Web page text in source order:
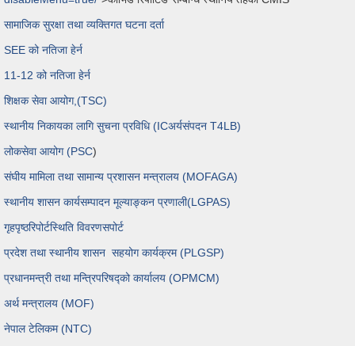
सामाजिक सुरक्षा तथा व्यक्तिगत घटना दर्ता
SEE को नतिजा हेर्न
11-12 को नतिजा हेर्न
शिक्षक सेवा आयोग,(TSC)
स्थानीय निकायका लागि सुचना प्रविधि (ICअर्यसंपदन T4LB)
लोकसेवा आयोग (PSC)
संघीय मामिला तथा सामान्य प्रशासन मन्त्रालय (MOFAGA)
स्थानीय शासन कार्यसम्पादन मूल्याङ्कन प्रणाली(LGPAS)
गृहपृष्ठरिपोर्टस्थिति विवरणसपोर्ट
प्रदेश तथा स्थानीय शासन सहयोग कार्यक्रम (PLGSP)
प्रधानमन्त्री तथा मन्त्रिपरिषद्को कार्यालय (OPMCM)
अर्थ मन्त्रालय (MOF)
नेपाल टेलिकम (NTC)